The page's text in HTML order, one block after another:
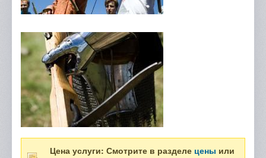
Цена услуги: Смотрите в разделе цены или